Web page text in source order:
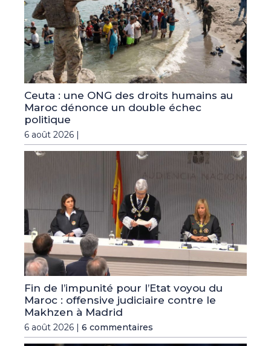
Ceuta : une ONG des droits humains au
Maroc dénonce un double échec
politique
6 août 2026 |
Fin de l’impunité pour l’Etat voyou du
Maroc : offensive judiciaire contre le
Makhzen à Madrid
6 août 2026 | 6 commentaires